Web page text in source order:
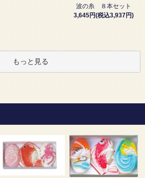
波の糸 ８本セット
3,645円(税込3,937円)
もっと見る